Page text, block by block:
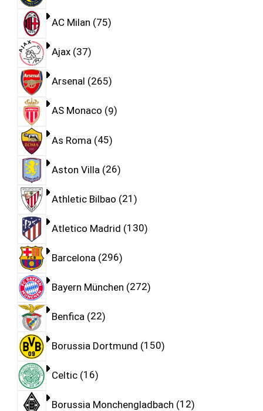
AC Milan 75
Ajax 37
Arsenal 265
AS Monaco 9
As Roma 45
Aston Villa 26
Athletic Bilbao 21
Atletico Madrid 130
Barcelona 296
Bayern München 272
Benfica 22
Borussia Dortmund 150
Celtic 16
Borussia Monchengladbach 12